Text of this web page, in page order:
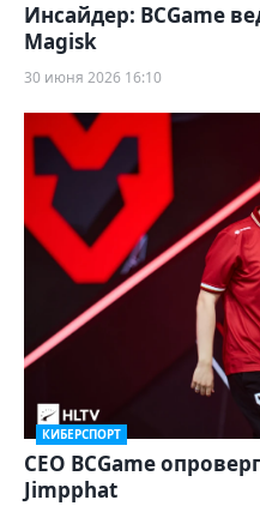
Инсайдер: BCGame
Magisk
30 июня 2026 16:10
КИБЕРСПОРТ
CEO BCGame
Jimpphat